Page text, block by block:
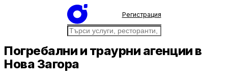
Регистрация
Погребални и траурни агенции в
Нова Загора